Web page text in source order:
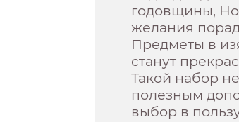
годовщины,
желания
Предметы в
станут
Такой набор
полезным
выбор в